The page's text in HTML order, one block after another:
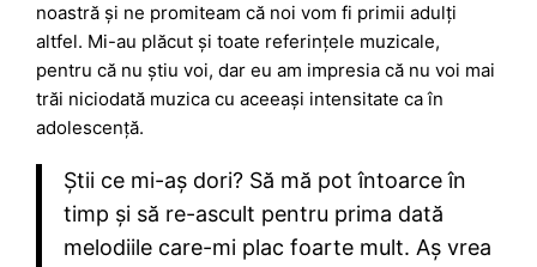
noastră și ne promiteam că noi vom fi primii adulți
altfel. Mi-au plăcut și toate referințele muzicale,
pentru că nu știu voi, dar eu am impresia că nu voi mai
trăi niciodată muzica cu aceeași intensitate ca în
adolescență.
Știi ce mi-aș dori? Să mă pot întoarce în
timp și să re-ascult pentru prima dată
melodiile care-mi plac foarte mult. Aș vrea